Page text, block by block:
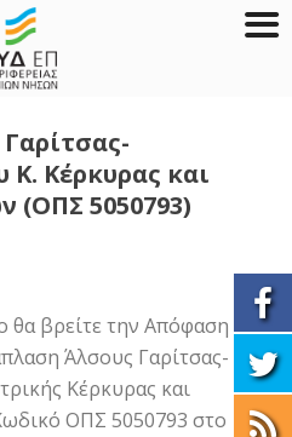
Κέρκυρας και
(ΟΠΣ 5050793)
βρείτε την Απόφαση
Άλσους Γαρίτσας-
Κέρκυρας και
ΟΠΣ 5050793 στο